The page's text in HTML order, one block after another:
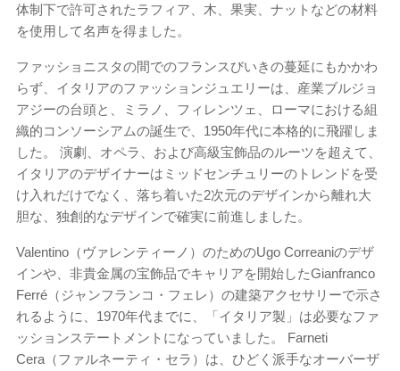
体制下で許可されたラフィア、木、果実、ナットなどの材料
を使用して名声を得ました。
ファッショニスタの間でのフランスびいきの蔓延にもかかわ
らず、イタリアのファッションジュエリーは、産業ブルジョ
アジーの台頭と、ミラノ、フィレンツェ、ローマにおける組
織的コンソーシアムの誕生で、1950年代に本格的に飛躍しま
した。 演劇、オペラ、および高級宝飾品のルーツを超えて、
イタリアのデザイナーはミッドセンチュリーのトレンドを受
け入れだけでなく、落ち着いた2次元のデザインから離れ大
胆な、独創的なデザインで確実に前進しました。
Valentino（ヴァレンティーノ）のためのUgo Correaniのデザ
インや、非貴金属の宝飾品でキャリアを開始したGianfranco
Ferré（ジャンフランコ・フェレ）の建築アクセサリーで示さ
れるように、1970年代までに、「イタリア製」は必要なファ
ッションステートメントになっていました。 Farneti
Cera（ファルネーティ・セラ）は、ひどく派手なオーバーザ